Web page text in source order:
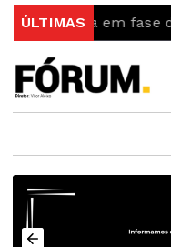
ÚLTIMAS
em fase decisiva